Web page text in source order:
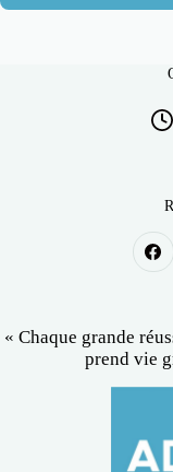
« Chaque grande
prend vie